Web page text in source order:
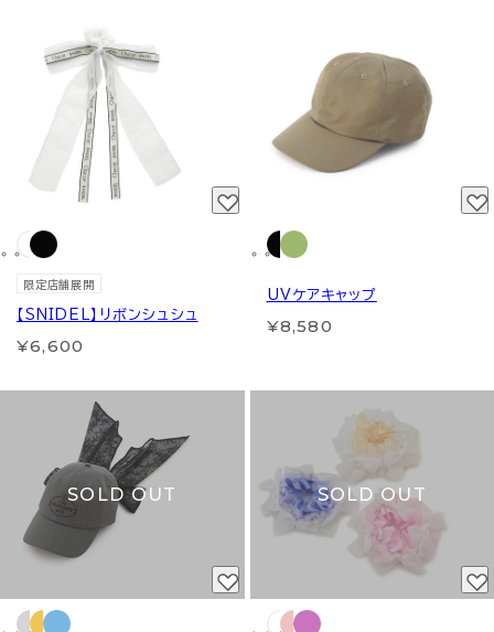
限定店舗展開
【SNIDEL】リボンシュシュ
¥6,600
UVケアキャップ
¥8,580
SOLD OUT SOLD OUT